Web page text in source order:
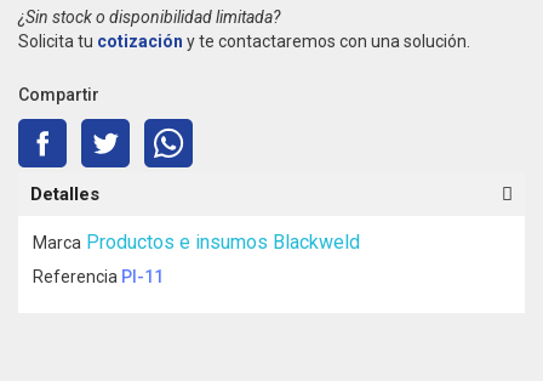
¿Sin stock o disponibilidad limitada?
Solicita tu cotización y te contactaremos con una solución.
Compartir
Detalles
Marca Productos e insumos Blackweld
Referencia PI-11